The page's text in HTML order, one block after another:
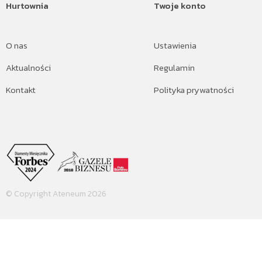
Hurtownia
O nas
Aktualności
Kontakt
Twoje konto
Ustawienia
Regulamin
Polityka prywatności
© Copyright Ateneum 2026